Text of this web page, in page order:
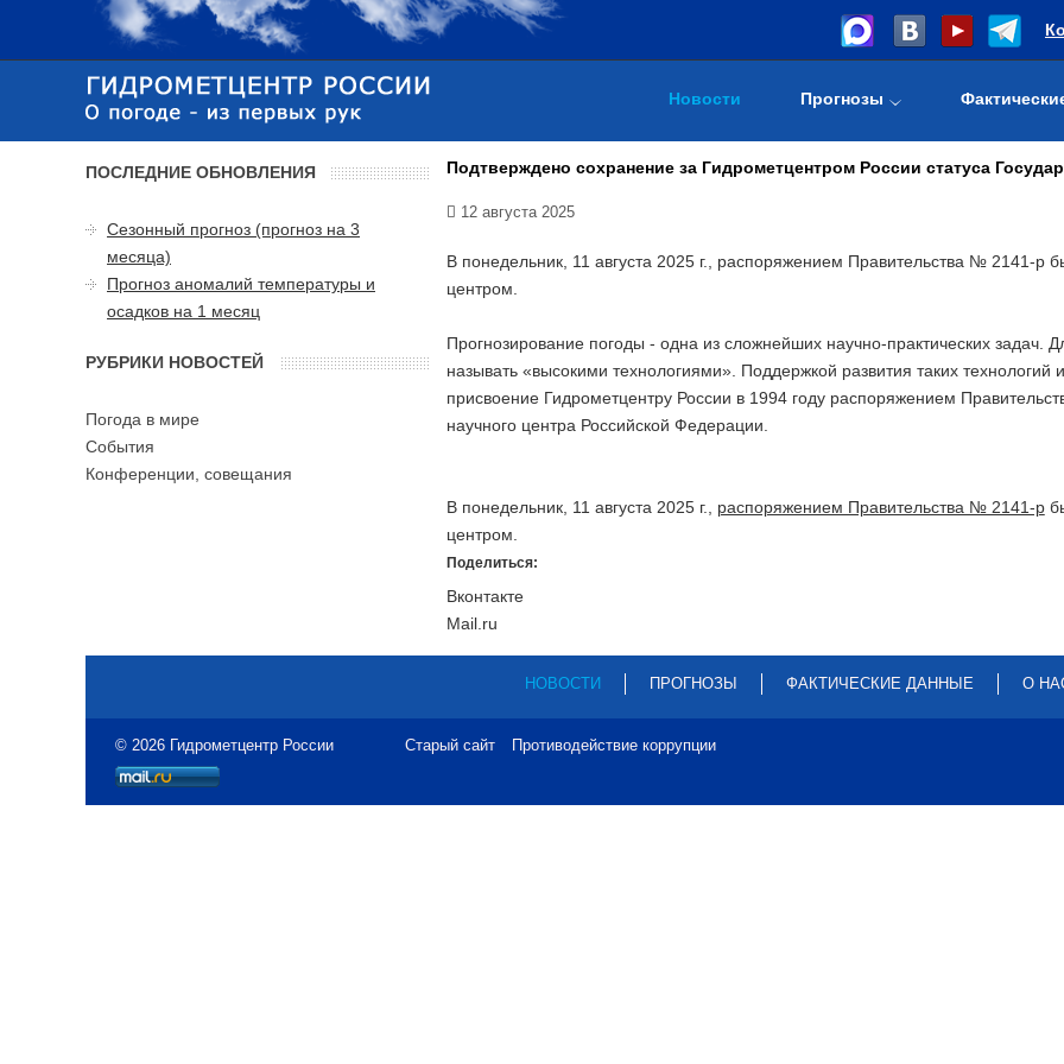
Новости Прогнозы
Подтверждено сохранение за Гидрометцентром России статуса
12 августа 2025
В понедельник, 11 августа 2025 г., распоряжением Правительства № 2141-р
центром.
Прогнозирование погоды - одна из сложнейших научно-практических
называть «высокими технологиями». Поддержкой развития таких
присвоение Гидрометцентру России в 1994 году распоряжением
научного центра Российской Федерации.
В понедельник, 11 августа 2025 г., распоряжением Правительства № 2141-р
центром.
Поделиться:
Вконтакте
Mail.ru
ПОСЛЕДНИЕ ОБНОВЛЕНИЯ
Сезонный прогноз (прогноз на 3
месяца)
Прогноз аномалий температуры и
осадков на 1 месяц
РУБРИКИ НОВОСТЕЙ
Погода в мире
События
Конференции, совещания
НОВОСТИ ПРОГНОЗЫ ФАКТИЧЕСКИЕ ДАННЫЕ О
© 2026 Гидрометцентр России Старый сайт Противодействие коррупции